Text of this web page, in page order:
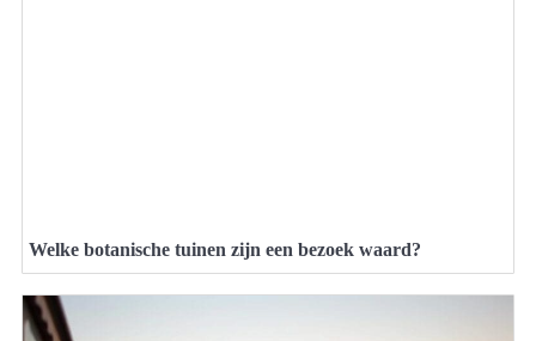
Welke botanische tuinen zijn een bezoek waard?